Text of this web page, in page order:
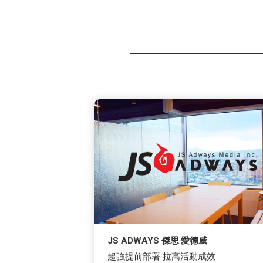
JS ADWAYS 傑思‧愛德威
超強提前部署 拉高活動成效